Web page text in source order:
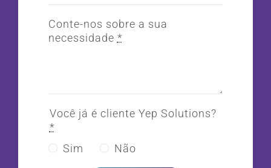
Conte-nos sobre a sua
necessidade *
Você já é cliente Yep Solutions?
*
Sim
Não